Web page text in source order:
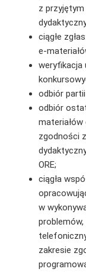
z
ciągłe
e-
weryfikacja
odbiór
odbiór
zgodności
ORE;
ciągła
w
zakresie